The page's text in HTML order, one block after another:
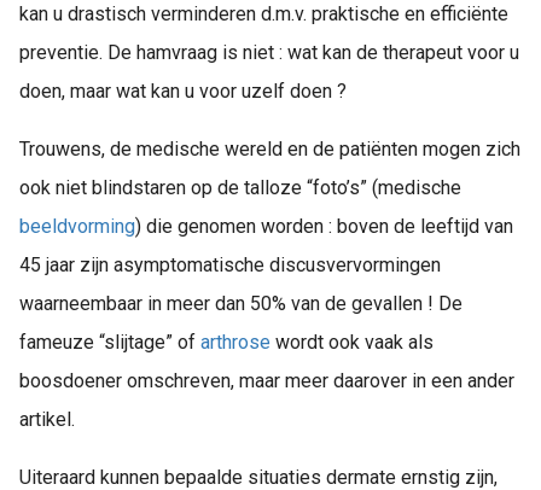
kan u drastisch verminderen d.m.v. praktische en efficiënte
preventie. De hamvraag is niet : wat kan de therapeut voor u
doen, maar wat kan u voor uzelf doen ?
Trouwens, de medische wereld en de patiënten mogen zich
ook niet blindstaren op de talloze “foto’s” (medische
beeldvorming) die genomen worden : boven de leeftijd van
45 jaar zijn asymptomatische discusvervormingen
waarneembaar in meer dan 50% van de gevallen ! De
fameuze “slijtage” of arthrose wordt ook vaak als
boosdoener omschreven, maar meer daarover in een ander
artikel.
Uiteraard kunnen bepaalde situaties dermate ernstig zijn,